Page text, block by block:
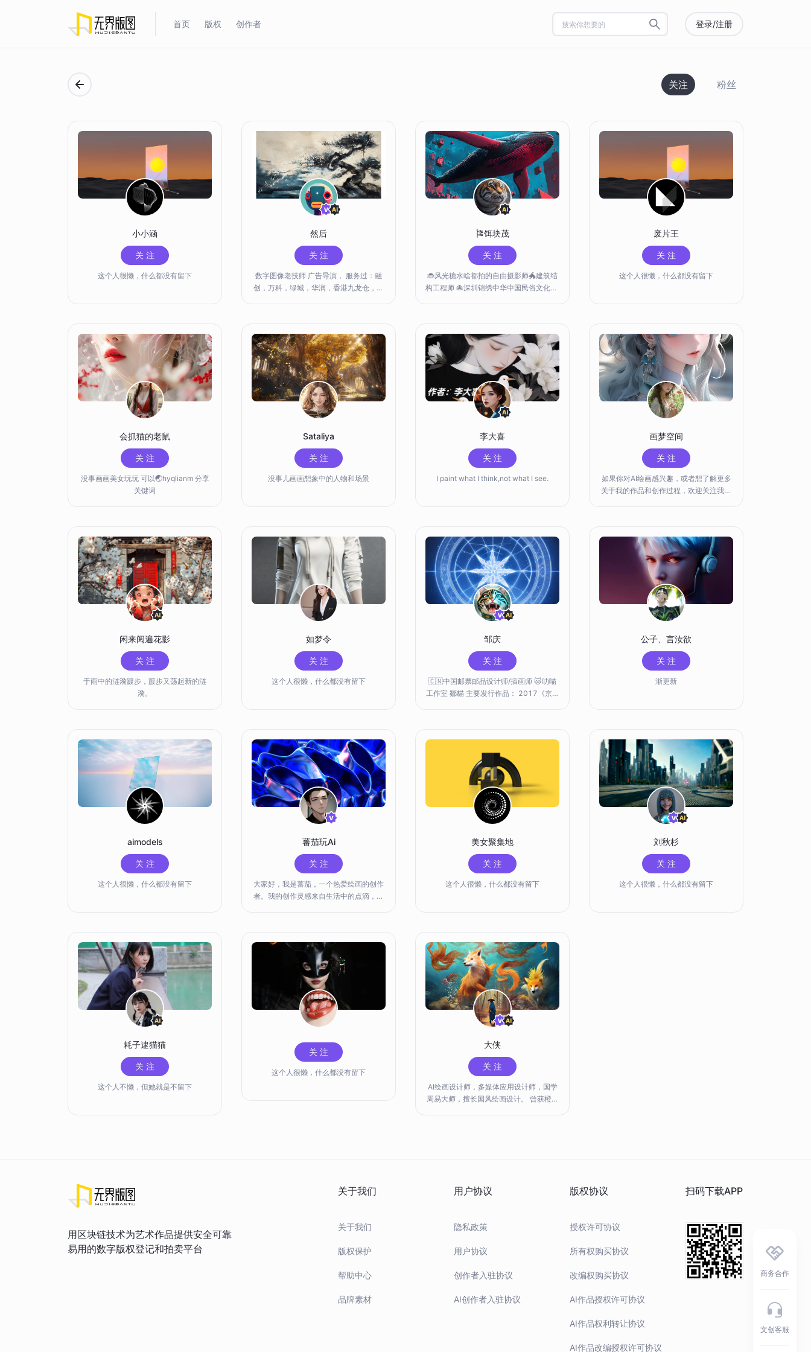
首页 版权 创作者 登录/注册
关注 粉丝
小小涵
关 注
这个人很懒，什么都没有留下
然后
关 注
数字图像老技师 广告导演， 服务过：融
创，万科，绿城，华润，香港九龙仓，新
🎏饵块茂
关 注
🐞风光糖水啥都拍的自由摄影师🐲建筑结
构工程师 🐙深圳锦绣中华中国民俗文化村I
废片王
关 注
这个人很懒，什么都没有留下
会抓猫的老鼠
关 注
没事画画美女玩玩 可以🌏hyqlianm 分享
关键词
Sataliya
关 注
没事儿画画想象中的人物和场景
李大喜
关 注
I paint what I think,not what I see.
画梦空间
关 注
如果你对AI绘画感兴趣，或者想了解更多
关于我的作品和创作过程，欢迎关注我的
闲来阅遍花影
关 注
于雨中的涟漪踱步，踱步又荡起新的涟
漪。
如梦令
关 注
这个人很懒，什么都没有留下
邹庆
关 注
🇨🇳中国邮票邮品设计师/插画师 🐱叻喵
工作室 鄒貓 主要发行作品： 2017《京津
注： 🔮AIGC探索 🤖模型训练 🎨数字美学
🔗加密艺术
公子、言汝欲
关 注
渐更新
aimodels
关 注
这个人很懒，什么都没有留下
蕃茄玩Ai
关 注
大家好，我是蕃茄，一个热爱绘画的创作
者。我的创作灵感来自生活中的点滴，尤
的创作更加灵活和多样化。 我擅长创作卡
通、插画、人物等各种类型的作品。我也
喜欢与其他艺术家和创作者交流，分享彼
此的创作经验和灵感。 我希望我的作品可
以给大家带来快乐和启发，让大家感受到
生活的美好和多彩。感谢大家支持我的创
作！
美女聚集地
关 注
这个人很懒，什么都没有留下
刘秋杉
关 注
这个人很懒，什么都没有留下
耗子逮猫猫
关 注
这个人不懒，但她就是不留下
关 注
这个人很懒，什么都没有留下
大侠
关 注
AI绘画设计师，多媒体应用设计师，国学
周易大师，擅长国风绘画设计。 曾获橙柿
用区块链技术为艺术作品提供安全可靠
易用的数字版权登记和拍卖平台
关于我们
关于我们
版权保护
帮助中心
品牌素材
用户协议
隐私政策
用户协议
创作者入驻协议
AI创作者入驻协议
版权协议
授权许可协议
所有权购买协议
改编权购买协议
AI作品授权许可协议
AI作品权利转让协议
AI作品改编授权许可协议
扫码下载APP
商务合作
文创客服